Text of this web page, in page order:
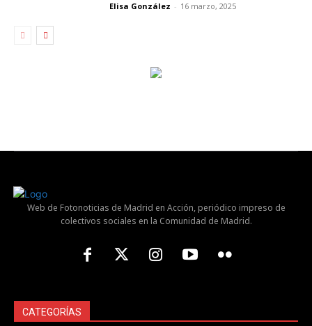
Elisa González - 16 marzo, 2025
Web de Fotonoticias de Madrid en Acción, periódico impreso de
colectivos sociales en la Comunidad de Madrid.
CATEGORÍAS